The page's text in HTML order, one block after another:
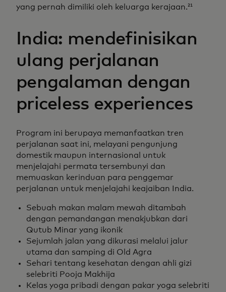
yang pernah dimiliki oleh keluarga kerajaan.21
India: mendefinisikan
ulang perjalanan
pengalaman dengan
priceless experiences
Program ini berupaya memanfaatkan tren
perjalanan saat ini, melayani pengunjung
domestik maupun internasional untuk
menjelajahi permata tersembunyi dan
memuaskan kerinduan para penggemar
perjalanan untuk menjelajahi keajaiban India.
Sebuah makan malam mewah ditambah
dengan pemandangan menakjubkan dari
Qutub Minar yang ikonik
Sejumlah jalan yang dikurasi melalui jalur
utama dan samping di Old Agra
Sehari tentang kesehatan dengan ahli gizi
selebriti Pooja Makhija
Kelas yoga pribadi dengan pakar yoga selebriti